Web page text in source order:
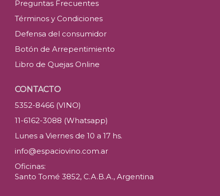
Preguntas Frecuentes
Términos y Condiciones
Defensa del consumidor
Botón de Arrepentimiento
Libro de Quejas Online
CONTACTO
5352-8466 (VINO)
11-6162-3088 (Whatsapp)
Lunes a Viernes de 10 a 17 hs.
info@espaciovino.com.ar
Oficinas:
Santo Tomé 3852, C.A.B.A., Argentina